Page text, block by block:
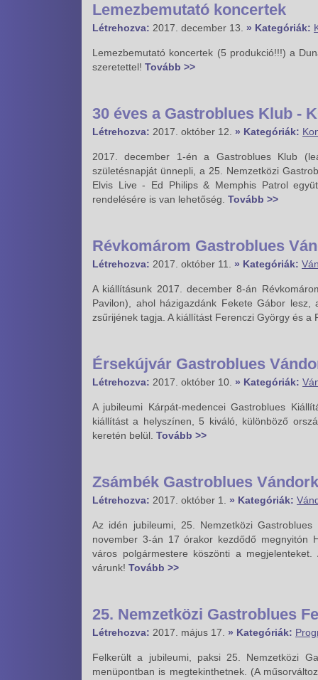
Lemezbemutató koncertek
Létrehozva: 2017. december 13. » Kategóriák:
Lemezbemutató koncertek (5 produkció!!!) a
szeretettel! Tovább >>
30 éves a Gastroblues Klub -
Létrehozva: 2017. október 12. » Kategóriák:
2017. december 1-én a Gastroblues Klub
születésnapját ünnepli, a 25. Nemzetközi
Elvis Live - Ed Philips & Memphis Patrol
rendelésére is van lehetőség. Tovább >>
Révkomárom Gastroblues
Létrehozva: 2017. október 11. » Kategóriák:
A kiállításunk 2017. december 8-án
Pavilon), ahol házigazdánk Fekete Gábor lesz,
zsűrijének tagja. A kiállítást Ferenczi György és a
Érsekújvár Gastroblues
Létrehozva: 2017. október 10. » Kategóriák:
A jubileumi Kárpát-medencei Gastroblues
kiállítást a helyszínen, 5 kiváló, különböző
keretén belül. Tovább >>
Zsámbék Gastroblues
Létrehozva: 2017. október 1. » Kategóriák:
Az idén jubileumi, 25. Nemzetközi
november 3-án 17 órakor kezdődő megnyitón
város polgármestere köszönti a
várunk! Tovább >>
25. Nemzetközi Gastroblues
Létrehozva: 2017. május 17. » Kategóriák:
Felkerült a jubileumi, paksi 25. Nemzetközi
menüpontban is megtekinthetnek. (A